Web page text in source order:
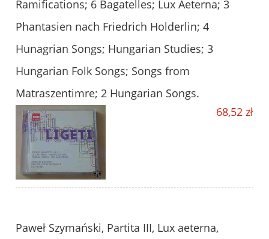
Ramifications; 6 Bagatelles; Lux Aeterna; 3
Phantasien nach Friedrich Holderlin; 4
Hunagrian Songs; Hungarian Studies; 3
Hungarian Folk Songs; Songs from
Matraszentimre; 2 Hungarian Songs.
68,52 zł
Paweł Szymański, Partita III, Lux aeterna,